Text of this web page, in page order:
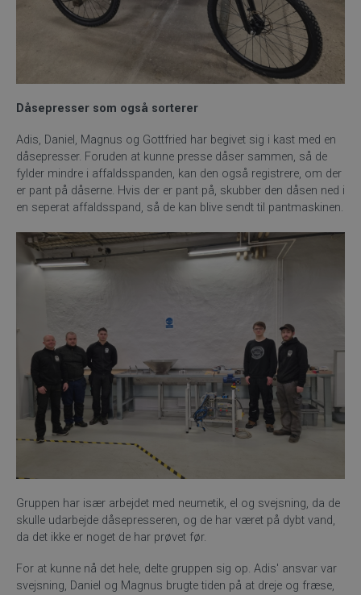
Dåsepresser som også sorterer
Adis, Daniel, Magnus og Gottfried har begivet sig i kast med en
dåsepresser. Foruden at kunne presse dåser sammen, så de
fylder mindre i affaldsspanden, kan den også registrere, om der
er pant på dåserne. Hvis der er pant på, skubber den dåsen ned i
en seperat affaldsspand, så de kan blive sendt til pantmaskinen.
Gruppen har især arbejdet med neumetik, el og svejsning, da de
skulle udarbejde dåsepresseren, og de har været på dybt vand,
da det ikke er noget de har prøvet før.
For at kunne nå det hele, delte gruppen sig op. Adis' ansvar var
svejsning, Daniel og Magnus brugte tiden på at dreje og fræse,